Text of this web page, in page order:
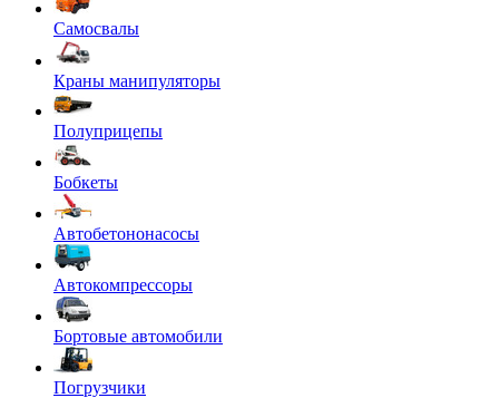
Самосвалы
Краны манипуляторы
Полуприцепы
Бобкеты
Автобетононасосы
Автокомпрессоры
Бортовые автомобили
Погрузчики